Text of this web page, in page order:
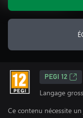
PEGI 12
Langage
Ce contenu nécessite